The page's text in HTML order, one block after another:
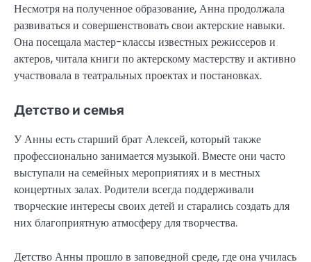
Несмотря на полученное образование, Анна продолжала
развиваться и совершенствовать свои актерские навыки.
Она посещала мастер-классы известных режиссеров и
актеров, читала книги по актерскому мастерству и активно
участвовала в театральных проектах и постановках.
Детство и семья
У Анны есть старший брат Алексей, который также
профессионально занимается музыкой. Вместе они часто
выступали на семейных мероприятиях и в местных
концертных залах. Родители всегда поддерживали
творческие интересы своих детей и старались создать для
них благоприятную атмосферу для творчества.
Детство Анны прошло в заповедной среде, где она училась